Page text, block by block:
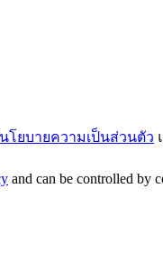
นโยบายความเป็นส่วนตัว
and can be controlled by